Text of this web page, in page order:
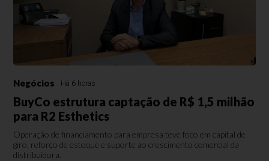
Negócios Há 6 horas
BuyCo estrutura captação de R$ 1,5 milhão
para R2 Esthetics
Operação de financiamento para empresa teve foco em capital de
giro, reforço de estoque e suporte ao crescimento comercial da
distribuidora.